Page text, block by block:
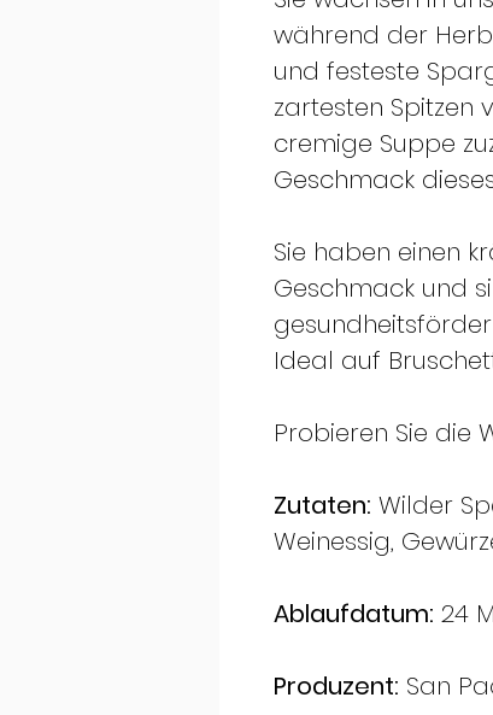
während der
und festeste
zartesten Spitzen
cremige Suppe
Geschmack
Sie haben einen
Geschmack und
Ideal auf
Probieren Sie die
Zutaten: Wilder
Weinessig,
Ablaufdatum: 24
Produzent: San